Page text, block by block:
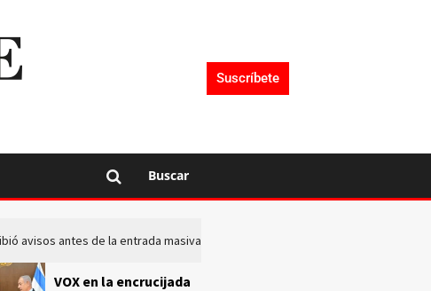
Suscríbete
Buscar
avisos antes de la entrada masiva de inmigrantes en Ceuta
VOX en la encrucijada